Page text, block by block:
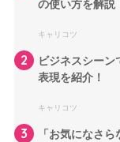
の使い方を解説
キャリコツ
2
ビジネスシー
表現を紹介！
キャリコツ
3
「お気になさ